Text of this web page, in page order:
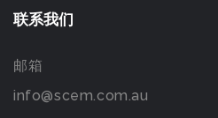
联系我们
邮箱
info@scem.com.au